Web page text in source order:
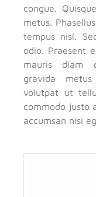
congue.
metus.
tempus nisl.
odio. Praesent
mauris diam
gravida
volutpat ut
commodo justo
accumsan nisi